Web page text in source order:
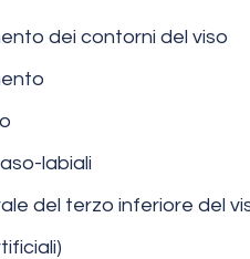
dei contorni del viso
labiali
del terzo inferiore del